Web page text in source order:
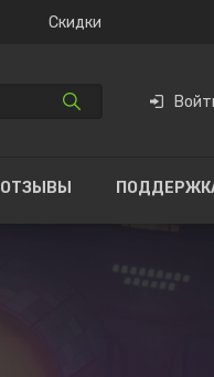
Скидки
ОТЗЫВЫ